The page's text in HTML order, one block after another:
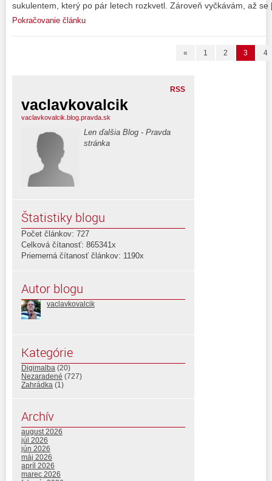
sukulentem, který po pár letech rozkvetl. Zároveň vyčkávám, až
Pokračovanie článku
« 1 2 3 4
RSS
vaclavkovalcik
vaclavkovalcik.blog.pravda.sk
Len ďalšia Blog - Pravda
stránka
Štatistiky blogu
Počet článkov: 727
Celková čítanosť: 865341x
Priemerná čítanosť článkov: 1190x
Autor blogu
vaclavkovalcik
Kategórie
Digimalba (20)
Nezaradené (727)
Zahrádka (1)
Archív
august 2026
júl 2026
jún 2026
máj 2026
apríl 2026
marec 2026